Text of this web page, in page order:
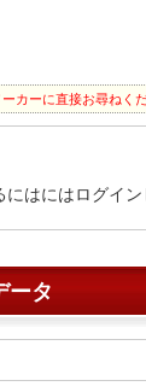
カーに直接お尋ねくだ
にはにはログイ
タ